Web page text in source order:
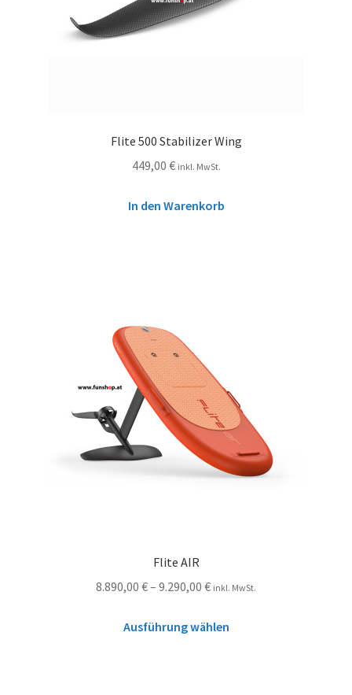
Flite 500 Stabilizer Wing
449,00 € inkl. MwSt.
In den Warenkorb
Flite AIR
8.890,00 €– 9.290,00 € inkl. MwSt.
Ausführung wählen